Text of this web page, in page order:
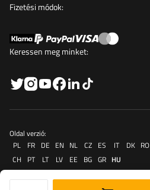
Fizetési módok:
Keressen meg minket:
Oldal verzió:
PL
FR DE EN NL CZ ES IT DK RO
CH
PT LT LV EE BG GR HU